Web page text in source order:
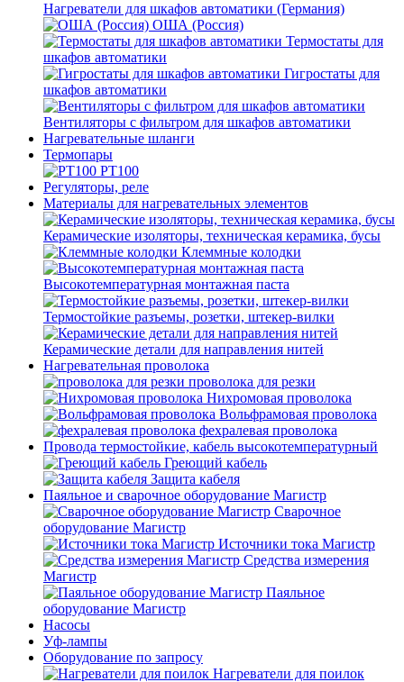
Нагреватели для шкафов автоматики (Германия)
ОША (Россия)
Термостаты для
шкафов автоматики
Гигростаты для
шкафов автоматики
Вентиляторы с фильтром для шкафов автоматики
Нагревательные шланги
Термопары
PT100
Регуляторы, реле
Материалы для нагревательных элементов
Керамические изоляторы, техническая керамика, бусы
Клеммные колодки
Высокотемпературная монтажная паста
Термостойкие разъемы, розетки, штекер-вилки
Керамические детали для направления нитей
Нагревательная проволока
проволока для резки
Нихромовая проволока
Вольфрамовая проволока
фехралевая проволока
Провода термостойкие, кабель высокотемпературный
Греющий кабель
Защита кабеля
Паяльное и сварочное оборудование Магистр
Сварочное
оборудование Магистр
Источники тока Магистр
Средства измерения
Магистр
Паяльное
оборудование Магистр
Насосы
Уф-лампы
Оборудование по запросу
Нагреватели для поилок